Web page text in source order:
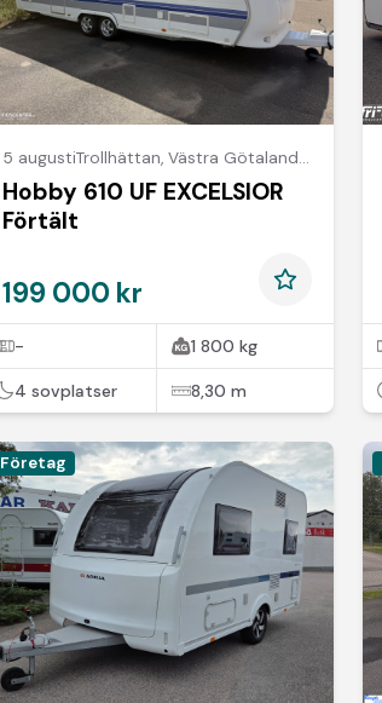
5 augustiTrollhättan,Västra Götalands län
Hobby 610 UF EXCELSIOR
Förtält
199 000 kr
- 1 800 kg
4 sovplatser 8,30 m
Företag